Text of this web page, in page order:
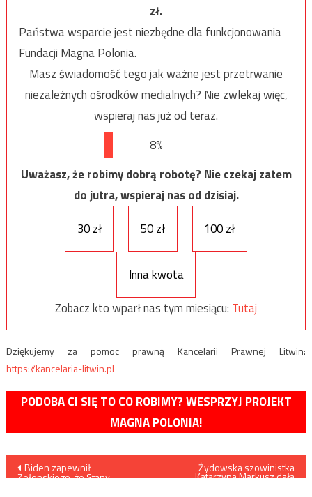
zł.
Państwa wsparcie jest niezbędne dla funkcjonowania
Fundacji Magna Polonia.
Masz świadomość tego jak ważne jest przetrwanie
niezależnych ośrodków medialnych? Nie zwlekaj więc,
wspieraj nas już od teraz.
8%
Uważasz, że robimy dobrą robotę? Nie czekaj zatem
do jutra, wspieraj nas od dzisiaj.
30 zł
50 zł 100 zł
Inna kwota
Zobacz kto wparł nas tym miesiącu: Tutaj
Dziękujemy za pomoc prawną Kancelarii Prawnej Litwin:
https://kancelaria-litwin.pl
PODOBA CI SIĘ TO CO ROBIMY? WESPRZYJ PROJEKT
MAGNA POLONIA!
Nawigacja
Biden zapewnił
Zełenskiego, że Stany
Żydowska szowinistka
Katarzyna Markusz dała